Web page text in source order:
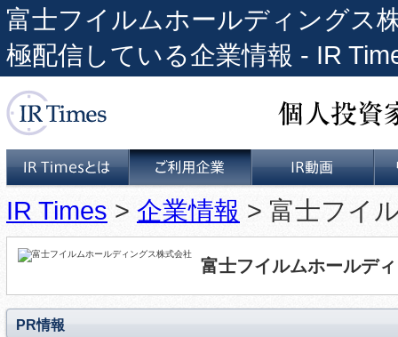
富士フイルムホールディングス
極配信している企業情報 - IR
IR Timesとは ご利用企業 IR動画
IR Times > 企業情報 > 富士フイ
富士フイルムホールデ
PR情報